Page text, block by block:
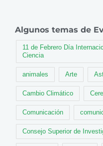
Algunos temas de
11 de Febrero Día
Ciencia
animales Arte
Cambio Climático
Comunicación
Consejo Superior de